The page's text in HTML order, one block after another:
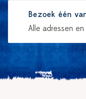
Bezoek één
Alle adressen